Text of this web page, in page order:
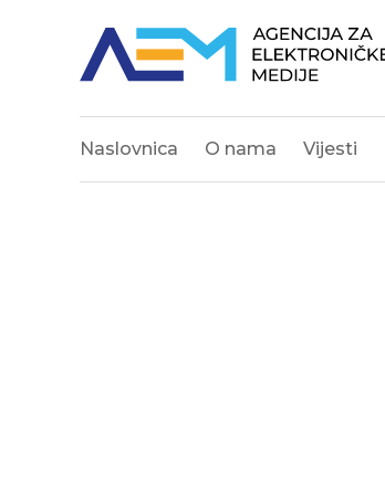
Naslovnica O nama Vijesti